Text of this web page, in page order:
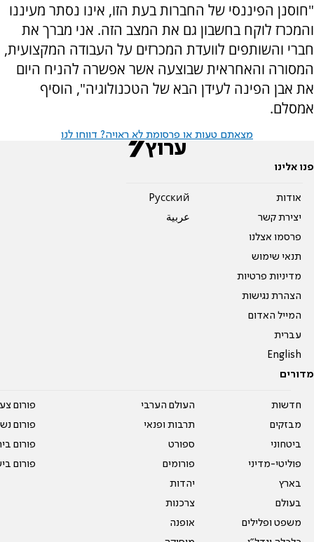
"חוסנן הפיננסי של החברות בעת הזו, אינו נסתר מעיננו
והמכרז לוקח בחשבון גם את המצב הזה. אני מברך את
חברי והשותפים לוועדת המכרזים על העבודה המקצועית,
המסורה והאחראית שבוצעה אשר אפשרה להניח היום
את אבן הפינה לעידן הבא של הטכנולוגיה", הוסיף
אמסלם.
מצאתם טעות או פרסומת לא ראויה? דווחו לנו
פנו אלינו
אודות
יצירת קשר
פרסמו אצלנו
תנאי שימוש
מדיניות פרטיות
הצהרת נגישות
המייל האדום
עברית
English
Pусский
عربية
מדורים
חדשות
מבזקים
ביטחוני
פוליטי-מדיני
בארץ
בעולם
משפט ופלילים
העולם הערבי
תרבות ופנאי
ספורט
פורומים
יהדות
צרכנות
אופנה
פורום
פורום
פורום
פורום